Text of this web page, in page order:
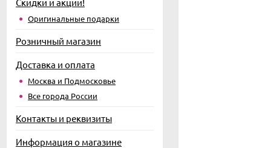
Оригинальные подарки
Розничный магазин
Доставка и оплата
Москва и Подмосковье
Все города России
Контакты и реквизиты
Информация о магазине